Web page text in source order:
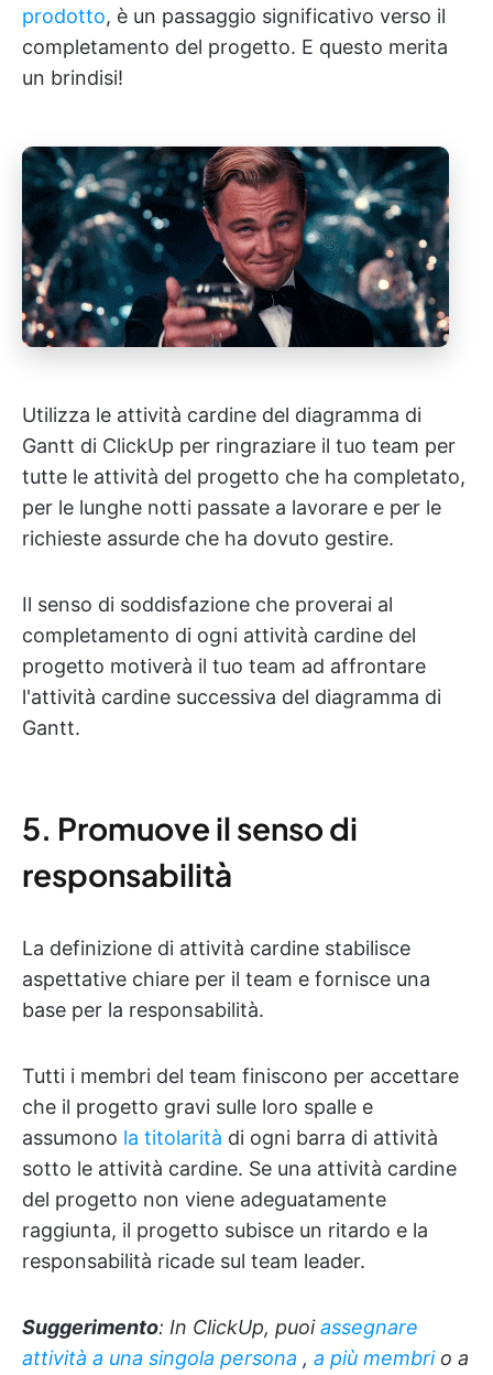
prodotto, è un passaggio significativo verso il
completamento del progetto. E questo merita
un brindisi!
Utilizza le attività cardine del diagramma di
Gantt di ClickUp per ringraziare il tuo team per
tutte le attività del progetto che ha completato,
per le lunghe notti passate a lavorare e per le
richieste assurde che ha dovuto gestire.
Il senso di soddisfazione che proverai al
completamento di ogni attività cardine del
progetto motiverà il tuo team ad affrontare
l'attività cardine successiva del diagramma di
Gantt.
5. Promuove il senso di
responsabilità
La definizione di attività cardine stabilisce
aspettative chiare per il team e fornisce una
base per la responsabilità.
Tutti i membri del team finiscono per accettare
che il progetto gravi sulle loro spalle e
assumono la titolarità di ogni barra di attività
sotto le attività cardine. Se una attività cardine
del progetto non viene adeguatamente
raggiunta, il progetto subisce un ritardo e la
responsabilità ricade sul team leader.
Suggerimento: In ClickUp, puoiassegnare
attività a una singola persona , a più membri o a